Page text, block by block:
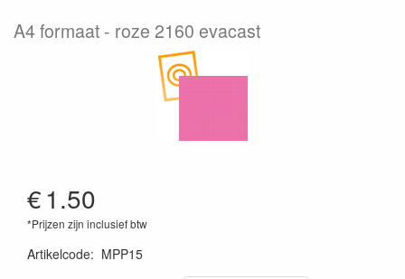
A4 formaat roze 2160 evacast
€1.50
*Prijzen zijn inclusief btw
Artikelcode: MPP15